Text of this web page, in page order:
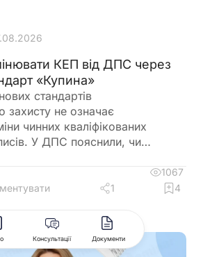
КЕП від ДПС через
«Купина»
стандартів
захисту не означає
чинних кваліфікованих
У ДПС пояснили, чи
на новий стандарт «Купина»
отримувати нові
1067
1 4
Консультації Документи